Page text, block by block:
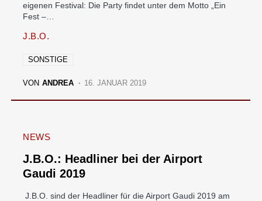
eigenen Festival: Die Party findet unter dem Motto „Ein
Fest –…
J.B.O.
SONSTIGE
VON ANDREA 16. JANUAR 2019
NEWS
J.B.O.: Headliner bei der Airport
Gaudi 2019
J.B.O. sind der Headliner für die Airport Gaudi 2019 am